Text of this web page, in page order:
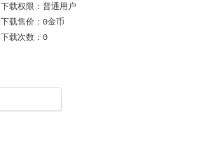
下载权限：普通用户
下载售价：0金币
下载次数：0